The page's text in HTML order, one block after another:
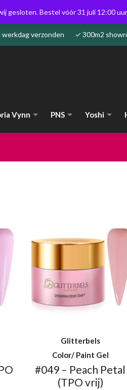
werkdag verzonden ✓ 300m2
Vynn PNS Yoshi
Glitterbels
Color/ Paint Gel
#049 – Peach Petal
(TPO vrij)
gesloten. Bestel vóór 31 juli 12:00